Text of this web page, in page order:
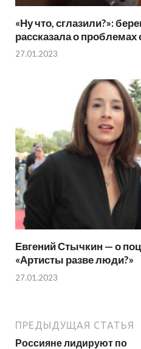
«Ну что, сглазили?»:
рассказала о проблемах
27.01.2023
Евгений Стычкин — о
«Артисты разве люди?»
27.01.2023
ПРЕДЫДУЩАЯ СТАТЬЯ
Россияне лидируют по